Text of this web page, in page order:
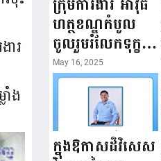
ារ
ាំង
មន្ត្រីរាជការស៉ីវិល
នៃក្រសួងព័ត៌មាន...
ហត្ថខណ្ឌកំបូល
ចូលរួមរំលែកទុក្ខ
ដល់គ្រួសារ
សមាជិក ដែល
ឪពុកក្មេករបស់
លោកទទួលមរណៈ
ភាព!
May 16, 2025
ក្នុងឱកាសដ៏វិសេស